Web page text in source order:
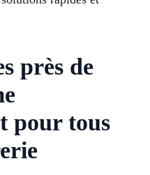
près de
pour tous